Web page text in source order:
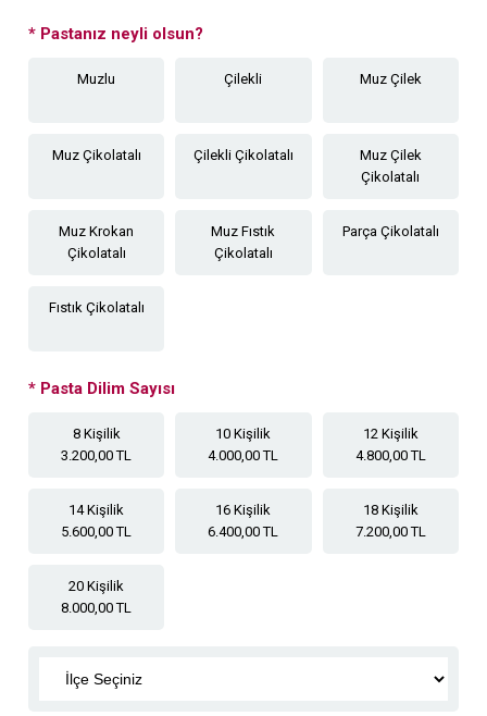
* Pastanız neyli olsun?
Muzlu Çilekli Muz Çilek
Muz Çikolatalı Çilekli Çikolatalı
Muz Çilek
Çikolatalı
Muz Krokan
Çikolatalı
Muz Fıstık
Çikolatalı
Parça Çikolatalı
Fıstık Çikolatalı
* Pasta Dilim Sayısı
8 Kişilik
3.200,00 TL
10 Kişilik
4.000,00 TL
12 Kişilik
4.800,00 TL
14 Kişilik
5.600,00 TL
16 Kişilik
6.400,00 TL
18 Kişilik
7.200,00 TL
20 Kişilik
8.000,00 TL